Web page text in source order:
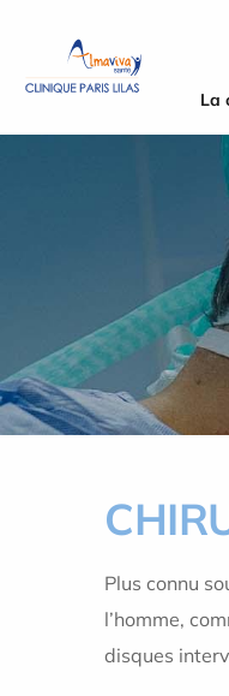
La
Plus connu
l’homme,
disques